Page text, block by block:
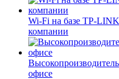
Wi-Fi на базе TP-
компании
офисе